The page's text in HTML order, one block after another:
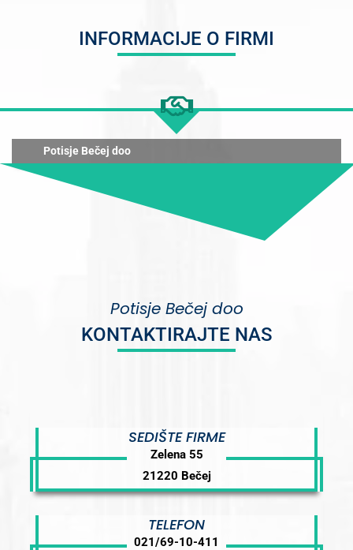
INFORMACIJE O FIRMI
Potisje Bečej doo
Potisje Bečej doo
KONTAKTIRAJTE NAS
SEDIŠTE FIRME
Zelena 55
21220 Bečej
TELEFON
021/69-10-411